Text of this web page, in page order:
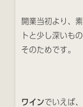
開業当初より、
トと少し深いも
そのためです。
ワインでいえば